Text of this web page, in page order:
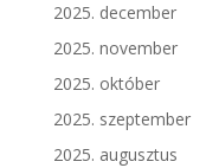
2025. december
2025. november
2025. október
2025. szeptember
2025. augusztus